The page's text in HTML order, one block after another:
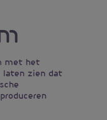
met het
laten zien dat